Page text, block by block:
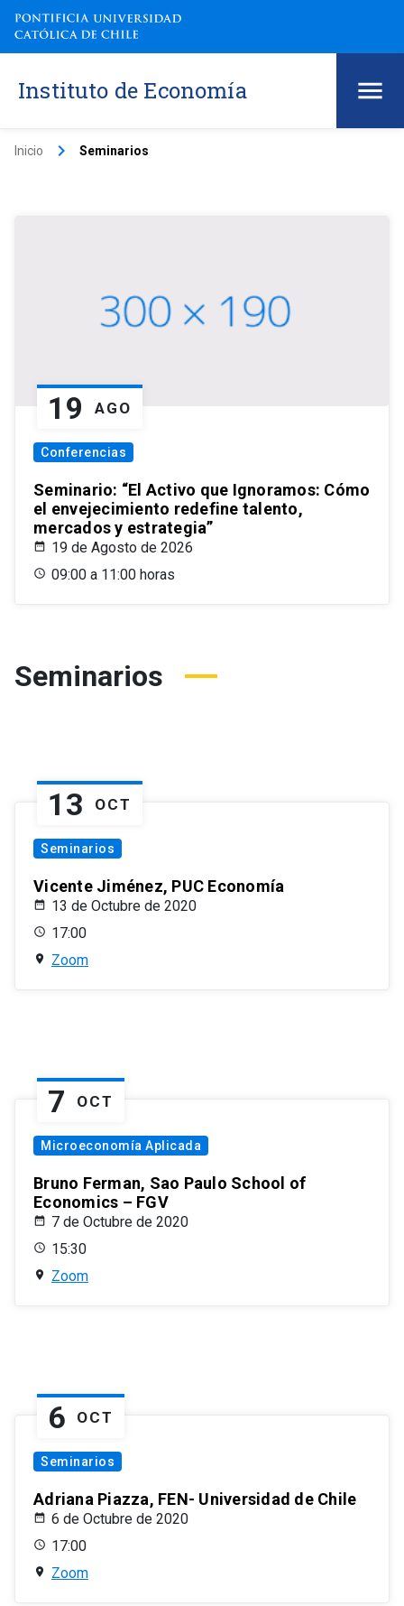
Instituto de Economía
Inicio keyboard_arrow_right Seminarios
19 AGO
Conferencias
Seminario: “El Activo que Ignoramos: Cómo
el envejecimiento redefine talento,
mercados y estrategia”
19 de Agosto de 2026
09:00 a 11:00 horas
Seminarios
13 OCT
Seminarios
Vicente Jiménez, PUC Economía
13 de Octubre de 2020
17:00
Zoom
7 OCT
Microeconomía Aplicada
Bruno Ferman, Sao Paulo School of
Economics – FGV
7 de Octubre de 2020
15:30
Zoom
6 OCT
Seminarios
Adriana Piazza, FEN- Universidad de Chile
6 de Octubre de 2020
17:00
Zoom